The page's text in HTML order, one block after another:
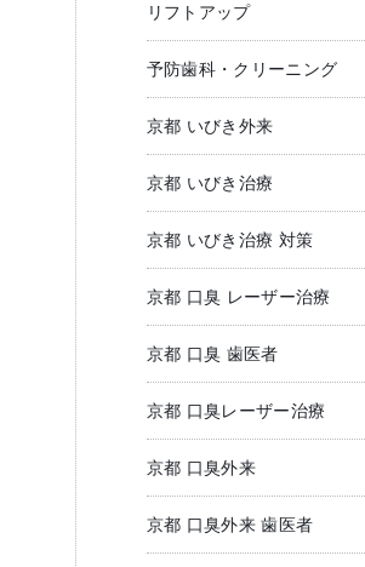
リフトアップ
予防歯科・クリーニング
京都 いびき外来
京都 いびき治療
京都 いびき治療 対策
京都 口臭 レーザー治療
京都 口臭 歯医者
京都 口臭レーザー治療
京都 口臭外来
京都 口臭外来 歯医者